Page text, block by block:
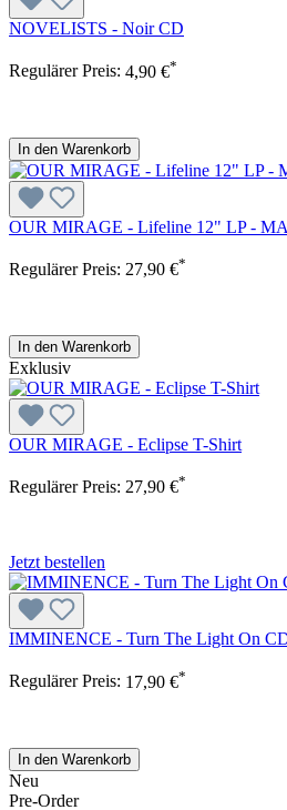
NOVELISTS - Noir CD
Regulärer Preis: 4,90 €*
In den Warenkorb
OUR MIRAGE - Lifeline 12" LP -
Regulärer Preis: 27,90 €*
In den Warenkorb
Exklusiv
OUR MIRAGE - Eclipse T-Shirt
Regulärer Preis: 27,90 €*
Jetzt bestellen
IMMINENCE - Turn The Light On
Regulärer Preis: 17,90 €*
In den Warenkorb
Neu
Pre-Order